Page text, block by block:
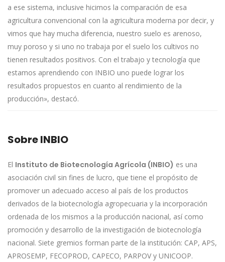
a ese sistema, inclusive hicimos la comparación de esa
agricultura convencional con la agricultura moderna por decir, y
vimos que hay mucha diferencia, nuestro suelo es arenoso,
muy poroso y si uno no trabaja por el suelo los cultivos no
tienen resultados positivos. Con el trabajo y tecnología que
estamos aprendiendo con INBIO uno puede lograr los
resultados propuestos en cuanto al rendimiento de la
producción», destacó.
Sobre INBIO
El Instituto de Biotecnología Agrícola (INBIO) es una
asociación civil sin fines de lucro, que tiene el propósito de
promover un adecuado acceso al país de los productos
derivados de la biotecnología agropecuaria y la incorporación
ordenada de los mismos a la producción nacional, así como
promoción y desarrollo de la investigación de biotecnología
nacional. Siete gremios forman parte de la institución: CAP, APS,
APROSEMP, FECOPROD, CAPECO, PARPOV y UNICOOP.